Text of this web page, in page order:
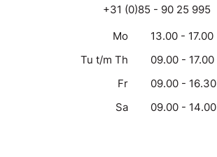
+31 (0)85 - 90 25 995
Mo
13.00 - 17.00
Tu t/m Th
09.00 - 17.00
Fr
09.00 - 16.30
Sa
09.00 - 14.00